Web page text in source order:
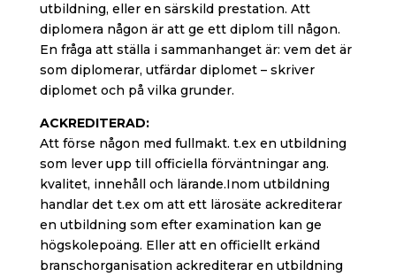
utbildning, eller en särskild prestation. Att
diplomera någon är att ge ett diplom till någon.
En fråga att ställa i sammanhanget är: vem det är
som diplomerar, utfärdar diplomet – skriver
diplomet och på vilka grunder.
ACKREDITERAD:
Att förse någon med fullmakt. t.ex en utbildning
som lever upp till officiella förväntningar ang.
kvalitet, innehåll och lärande.Inom utbildning
handlar det t.ex om att ett lärosäte ackrediterar
en utbildning som efter examination kan ge
högskolepoäng. Eller att en officiellt erkänd
branschorganisation ackrediterar en utbildning